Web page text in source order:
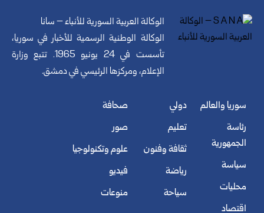
الوكالة العربية السورية للأنباء – سانا
الوكالة الوطنية الرسمية للأخبار في سوريا،
تأسست في 24 يونيو 1965. تتبع وزارة
الإعلام، ومركزها الرئيسي في دمشق.
سوريا والعالم
رئاسة
الجمهورية
سياسة
محليات
اقتصاد
دولي
تعليم
ثقافة وفنون
رياضة
سياحة
صحافة
صور
علوم وتكنولوجيا
فيديو
منوعات